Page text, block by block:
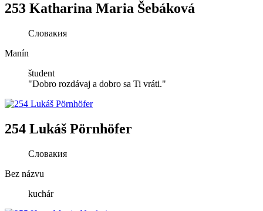
253 Katharina Maria Šebáková
Словакия
Manín
študent
"Dobro rozdávaj a dobro sa Ti vráti."
254 Lukáš Pörnhöfer
Словакия
Bez názvu
kuchár